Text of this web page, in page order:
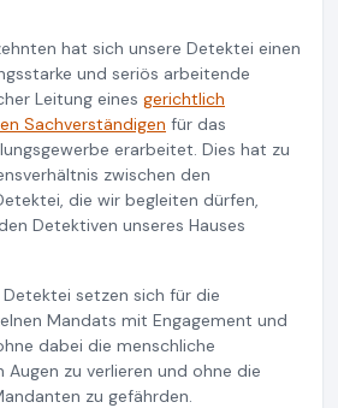
hat sich unsere Detektei einen
und seriös arbeitende
Leitung eines gerichtlich
Sachverständigen für das
erarbeitet. Dies hat zu
zwischen den
die wir begleiten dürfen,
Detektiven unseres Hauses
setzen sich für die
Mandats mit Engagement und
dabei die menschliche
zu verlieren und ohne die
zu gefährden.